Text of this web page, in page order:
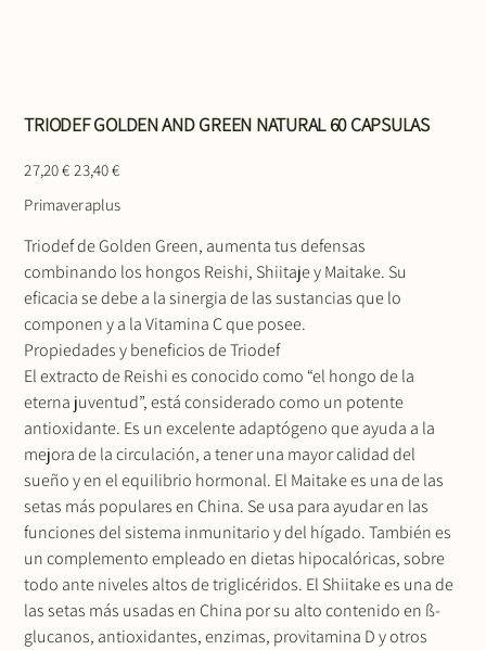
TRIODEF GOLDEN AND GREEN NATURAL 60 CAPSULAS
original
27,20 € de
23,40 €
Primaveraplus
Triodef de Golden Green, aumenta tus defensas
combinando los hongos Reishi, Shiitaje y Maitake. Su
eficacia se debe a la sinergia de las sustancias que lo
componen y a la Vitamina C que posee.
Propiedades y beneficios de Triodef
El extracto de Reishi es conocido como “el hongo de la
eterna juventud”, está considerado como un potente
antioxidante. Es un excelente adaptógeno que ayuda a la
mejora de la circulación, a tener una mayor calidad del
sueño y en el equilibrio hormonal. El Maitake es una de las
setas más populares en China. Se usa para ayudar en las
funciones del sistema inmunitario y del hígado. También es
un complemento empleado en dietas hipocalóricas, sobre
todo ante niveles altos de triglicéridos. El Shiitake es una de
las setas más usadas en China por su alto contenido en ß-
glucanos, antioxidantes, enzimas, provitamina D y otros